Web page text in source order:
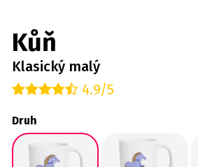
Kůň
Klasický malý
4.9/5
Druh